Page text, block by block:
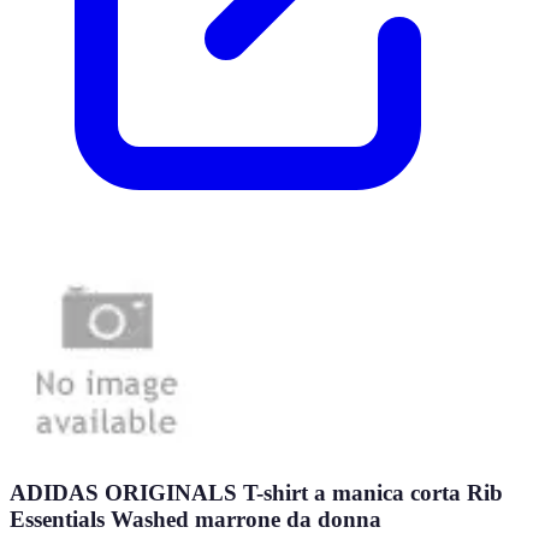
ADIDAS ORIGINALS T-shirt a manica corta Rib
Essentials Washed marrone da donna